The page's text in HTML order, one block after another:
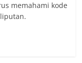
memahami kode